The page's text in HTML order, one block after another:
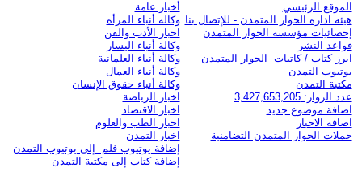
الموقع الرئيسي
هيئة ادارة الحوار المتمدن - للإتصال بنا
إحصائيات مؤسسة الحوار المتمدن
قواعد النشر
ابرز كتاب / كاتبات الحوار المتمدن
يوتيوب التمدن
مكتبة التمدن
عدد الزوار: 3,427,653,205
اضافة موضوع جديد
اضافة الاخبار
حملات الحوار المتمدن التضامنية
أخبار عامة
وكالة أنباء المرأة
اخبار الأدب والفن
وكالة أنباء اليسار
وكالة أنباء العلمانية
وكالة أنباء العمال
وكالة أنباء حقوق الإنسان
اخبار الرياضة
اخبار الاقتصاد
اخبار الطب والعلوم
اخبار التمدن
إضافة يوتيوب-فلم إلى يوتيوب التمدن
إضافة كتاب إلى مكتبة التمدن